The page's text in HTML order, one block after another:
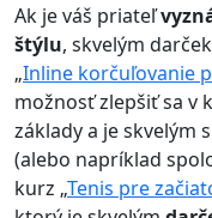
Ak je váš priateľ
štýlu, skvelým
„Inline korčuľovanie
možnosť zlepšiť sa v
základy a je skvelým
(alebo napríklad
kurz „Tenis pre